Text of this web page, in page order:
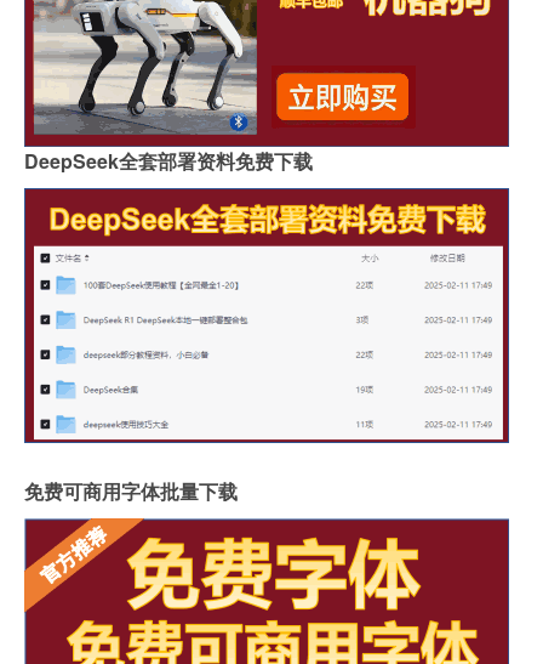
DeepSeek全套部署资料免费下载
免费可商用字体批量下载